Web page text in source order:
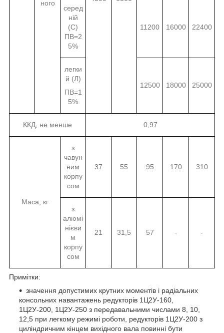
ного
серед
ній
(С)
ПВ=2
5%
11200 16000 22400
легки
й (Л)
ПВ=1
5%
12500 18000 25000
ККД, не менше 0,97
Маса, кг
з
чавун
ним
корпу
сом
37 55 95 170 310
з
алюмі
нієви
м
корпу
сом
21 31,5 57 - -
Примітки:
значення допустимих крутних моментів і радіальних
консольних навантажень редукторів 1Ц2У-160,
1Ц2У-200, 1Ц2У-250 з передавальними числами 8, 10,
12,5 при легкому режимі роботи, редукторів 1Ц2У-200 з
циліндричним кінцем вихідного вала повинні бути